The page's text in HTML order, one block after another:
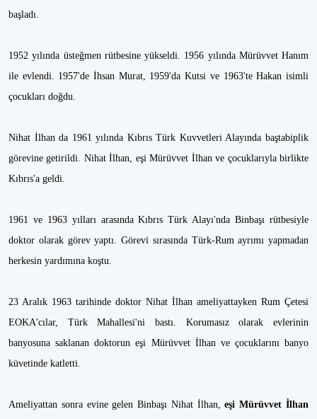
başladı.
1952 yılında üsteğmen rütbesine yükseldi. 1956 yılında Mürüvvet Hanım
ile evlendi. 1957'de İhsan Murat, 1959'da Kutsi ve 1963'te Hakan isimli
çocukları doğdu.
Nihat İlhan da 1961 yılında Kıbrıs Türk Kuvvetleri Alayında baştabiplik
görevine getirildi. Nihat İlhan, eşi Mürüvvet İlhan ve çocuklarıyla birlikte
Kıbrıs'a geldi.
1961 ve 1963 yılları arasında Kıbrıs Türk Alayı'nda Binbaşı rütbesiyle
doktor olarak görev yaptı. Görevi sırasında Türk-Rum ayrımı yapmadan
herkesin yardımına koştu.
23 Aralık 1963 tarihinde doktor Nihat İlhan ameliyattayken Rum Çetesi
EOKA'cılar, Türk Mahallesi'ni bastı. Korumasız olarak evlerinin
banyosuna saklanan doktorun eşi Mürüvvet İlhan ve çocuklarını banyo
küvetinde katletti.
Ameliyattan sonra evine gelen Binbaşı Nihat İlhan,eşi Mürüvvet İlhan